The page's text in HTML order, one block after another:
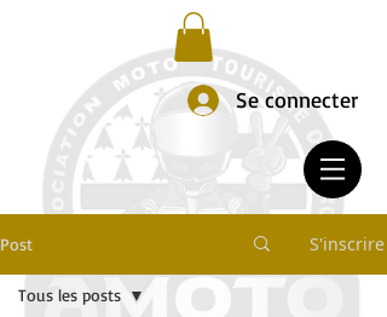
Se connecter
Post S'inscrire
Tous les posts